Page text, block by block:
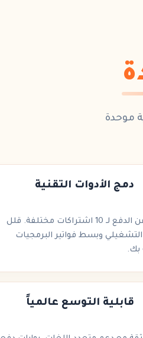
موحدة
دمج الأدوات التقنية
توقف عن الدفع لـ 10 اشتراكات مختلفة. قلل
وبسط فواتير البرمجيات
بك.
قابلية التوسع عالمياً